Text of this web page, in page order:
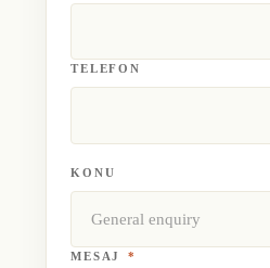
TELEFON
KONU
MESAJ *